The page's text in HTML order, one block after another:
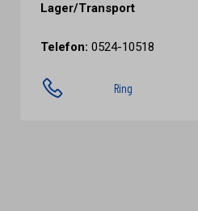
Lager/Transport
Telefon: 0524-10518
Ring